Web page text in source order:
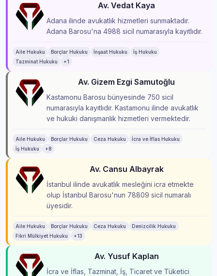
Av. Vedat Kaya
Adana ilinde avukatlık hizmetleri sunmaktadır.
Adana Barosu'na 4988 sicil numarasıyla kayıtlıdır.
Aile Hukuku Borçlar Hukuku İnşaat Hukuku
İş Hukuku
Tazminat Hukuku
+1
Av. Gizem Ezgi Samutoğlu
Kastamonu Barosu bünyesinde 750 sicil
numarasıyla kayıtlıdır. Kastamonu ilinde avukatlık
ve hukuki danışmanlık hizmetleri vermektedir.
Aile Hukuku Borçlar Hukuku Ceza Hukuku
İcra ve İflas Hukuku
İş Hukuku
+8
Av. Cansu Albayrak
İstanbul ilinde avukatlık mesleğini icra etmekte
olup İstanbul Barosu'nun 78809 sicil numaralı
üyesidir.
Aile Hukuku Borçlar Hukuku Ceza Hukuku
Denizcilik Hukuku
Fikri Mülkiyet Hukuku
+13
Av. Yusuf Kaplan
İcra ve İflas, Tazminat, İş, Ticaret ve Tüketici